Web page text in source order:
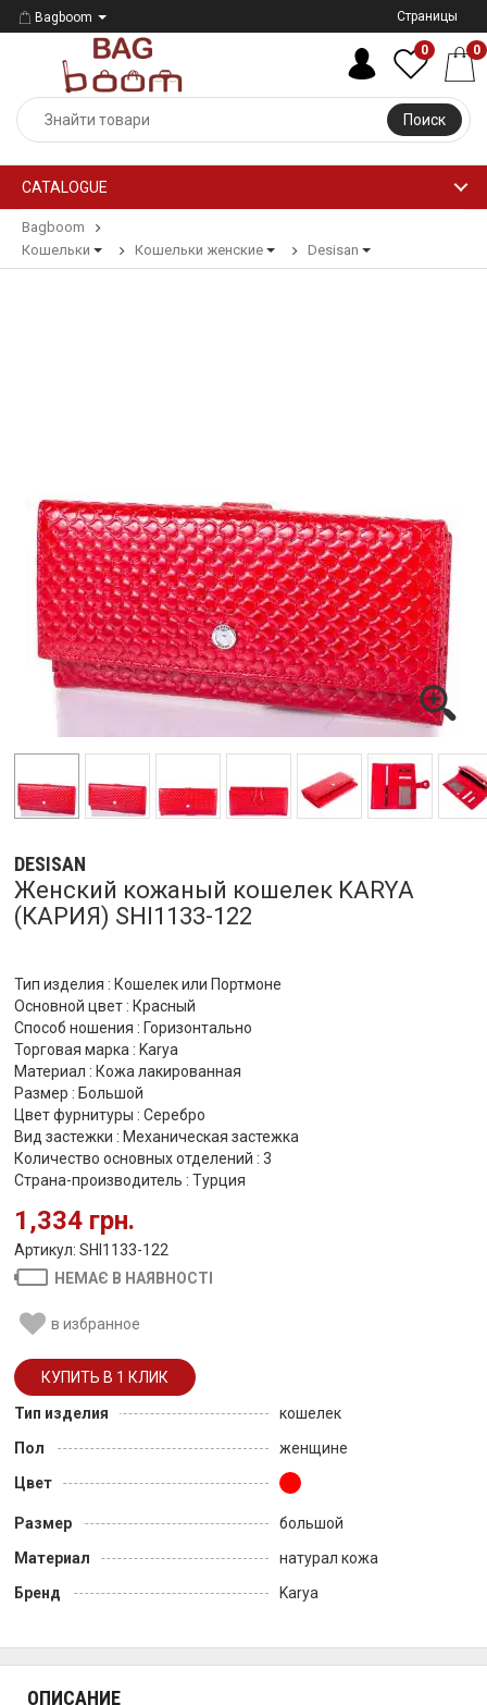
Bagboom Страницы
Поиск
0 0
CATALOGUE
Bagboom
Кошельки
Кошельки женские Desisan
DESISAN
Женский кожаный кошелек KARYA
(КАРИЯ) SHI1133-122
Тип изделия : Кошелек или Портмоне
Основной цвет : Красный
Способ ношения : Горизонтально
Торговая марка : Karya
Материал : Кожа лакированная
Размер : Большой
Цвет фурнитуры : Серебро
Вид застежки : Механическая застежка
Количество основных отделений : 3
Страна-производитель : Турция
1,334 грн.
Артикул: SHI1133-122
НЕМАЄ В НАЯВНОСТІ
в избранное
Тип изделия
кошелек
Пол
женщине
Цвет
Размер
большой
Материал
натурал кожа
Бренд
Karya
ОПИСАНИЕ